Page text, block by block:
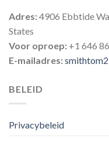
Adres:4906 Ebbtide
States
Voor oproep: +1 646
E-mailadres:
BELEID
Privacybeleid